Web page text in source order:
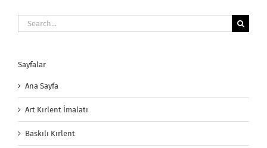
Search
for:
Sayfalar
Ana Sayfa
Art Kırlent İmalatı
Baskılı Kırlent